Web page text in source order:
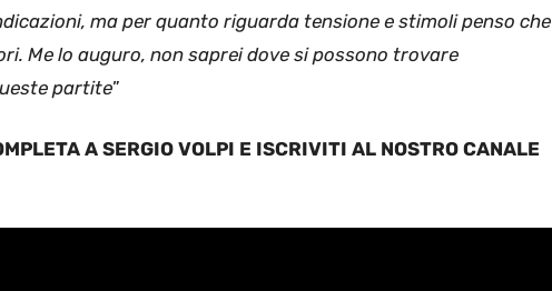
ma per quanto riguarda tensione e stimoli penso che
Me lo auguro, non saprei dove si possono trovare
partite”
A SERGIO VOLPI E ISCRIVITI AL NOSTRO CANALE